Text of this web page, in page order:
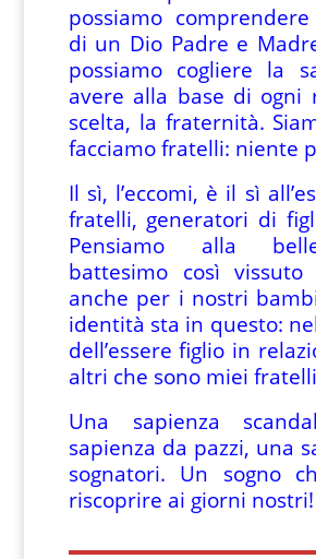
possiamo
di un Dio Padre e
possiamo cogliere la
avere alla base di ogni
scelta, la fraternità.
facciamo fratelli: niente
Il sì, l’eccomi, è il sì
fratelli, generatori di
Pensiamo alla
battesimo così vissuto
anche per i nostri
identità sta in questo:
dell’essere figlio in
altri che sono miei
Una sapienza
sapienza da pazzi, una
sognatori. Un sogno
riscoprire ai giorni nostri!